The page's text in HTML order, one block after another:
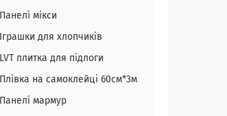
Панелі мікси
Іграшки для хлопчиків
LVT плитка для підлоги
Плівка на самоклейці 60см*3м
Панелі мармур